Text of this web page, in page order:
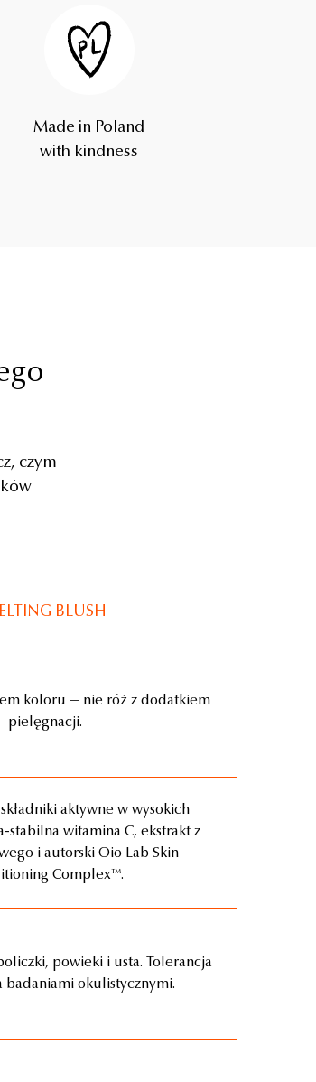
Made in Poland
with kindness
czym
BLUSH
koloru — nie róż z dodatkiem
pielęgnacji.
aktywne w wysokich
stabilna witamina C, ekstrakt z
i autorski Oio Lab Skin
Complex™.
powieki i usta. Tolerancja
badaniami okulistycznymi.